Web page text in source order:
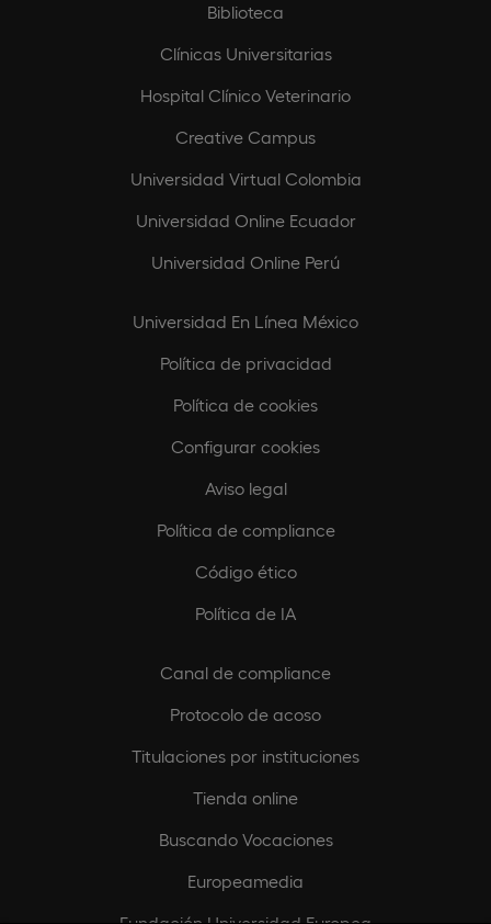
Biblioteca
Clínicas Universitarias
Hospital Clínico Veterinario
Creative Campus
Universidad Virtual Colombia
Universidad Online Ecuador
Universidad Online Perú
Universidad En Línea México
Política de privacidad
Política de cookies
Configurar cookies
Aviso legal
Política de compliance
Código ético
Política de IA
Canal de compliance
Protocolo de acoso
Titulaciones por instituciones
Tienda online
Buscando Vocaciones
Europeamedia